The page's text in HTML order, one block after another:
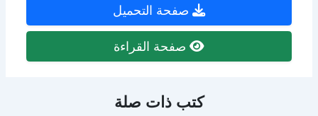
صفحة التحميل
صفحة القراءة
كتب ذات صلة